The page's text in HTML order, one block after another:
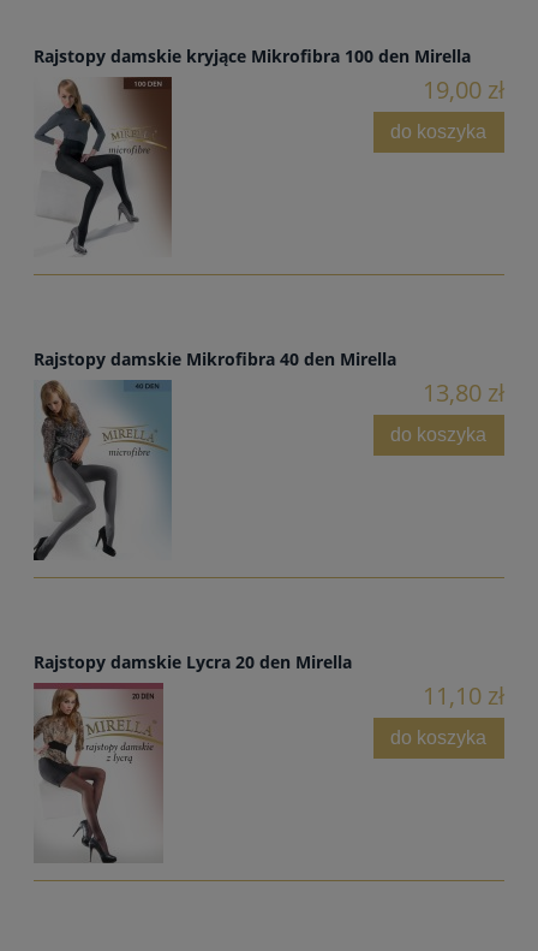
Rajstopy damskie kryjące Mikrofibra 100 den Mirella
19,00 zł
do koszyka
Rajstopy damskie Mikrofibra 40 den Mirella
13,80 zł
do koszyka
Rajstopy damskie Lycra 20 den Mirella
11,10 zł
do koszyka